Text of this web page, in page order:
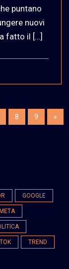
puntano
nuovi
fatto il […]
8 9 »
GOOGLE
TREND